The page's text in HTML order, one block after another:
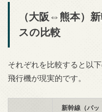
（大阪⇔熊本）
スの比較
それぞれを比較すると以
飛行機が現実的です。
新幹線（パッ